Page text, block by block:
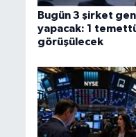
Bugün 3 şirket
yapacak: 1
görüşülecek